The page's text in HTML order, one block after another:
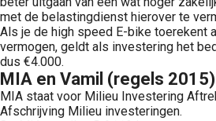
met de belastingdienst hierover te
Als je de high speed E-bike toerekent
vermogen, geldt als investering het
dus €4.000.
MIA en Vamil (regels 2015)
MIA staat voor Milieu Investering
Afschrijving Milieu investeringen.